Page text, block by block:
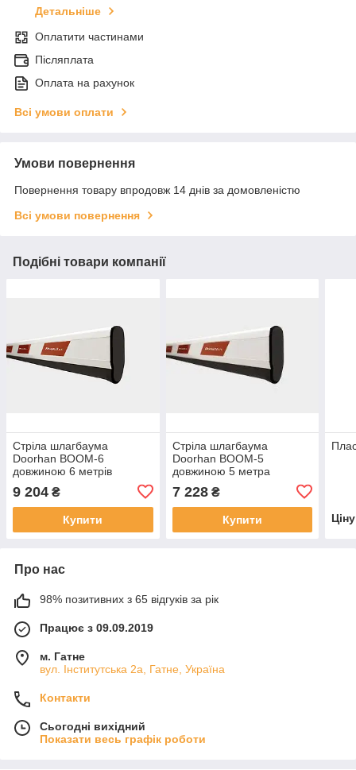
Детальніше
Оплатити частинами
Післяплата
Оплата на рахунок
Всі умови оплати
Умови повернення
Повернення товару впродовж 14 днів за домовленістю
Всі умови повернення
Подібні товари компанії
Стріла шлагбаума
Doorhan BOOM-6
довжиною 6 метрів
9 204 ₴
Купити
Стріла шлагбаума
Doorhan BOOM-5
довжиною 5 метра
7 228₴
Купити
Про нас
98% позитивних з 65 відгуків за рік
Працює з 09.09.2019
м. Гатне
вул. Інститутська 2а, Гатне, Україна
Контакти
Сьогодні вихідний
Показати весь графік роботи